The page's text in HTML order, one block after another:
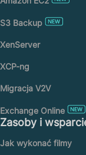
S3 Backup
XenServer
XCP-ng
Migracja V2V
Exchange Online
Zasoby i
Jak wykonać filmy